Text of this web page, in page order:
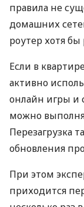
правила не
домашних
роутер хотя бы
Если в
активно
онлайн игры и
можно
Перезагрузка
обновления
При этом
приходится